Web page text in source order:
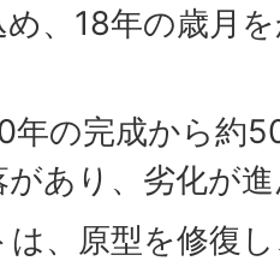
、18年の歳月
年の完成から約
あり、劣化が
、原型を修復